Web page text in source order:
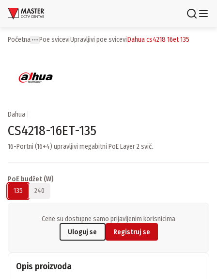
Uloguj se Registruj se
Brendovi
Usluge i rešenja
Lokacije
Kontakti
Newsletter
Početna More
Toggle menu
poe svicevi upravljivi poe svicevi dahua cs4218 16et 135
Dahua
CS4218-16ET-135
16-Portni (16+4) upravljivi megabitni PoE Layer 2 svič.
PoE budžet (W)
135
240
Cene su dostupne samo prijavljenim korisnicima
Uloguj se
Registruj se
Opis proizvoda